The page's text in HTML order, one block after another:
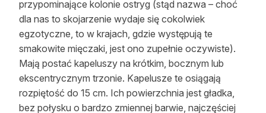
przypominające kolonie ostryg (stąd nazwa – choć
dla nas to skojarzenie wydaje się cokolwiek
egzotyczne, to w krajach, gdzie występują te
smakowite mięczaki, jest ono zupełnie oczywiste).
Mają postać kapeluszy na krótkim, bocznym lub
ekscentrycznym trzonie. Kapelusze te osiągają
rozpiętość do 15 cm. Ich powierzchnia jest gładka,
bez połysku o bardzo zmiennej barwie, najczęściej